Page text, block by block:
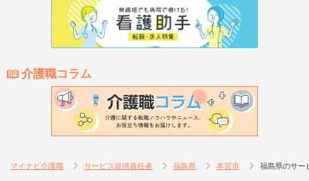
介護職コラム
マイナビ介護職 サービス提供責任者 福島県 本宮市 福島県のサー